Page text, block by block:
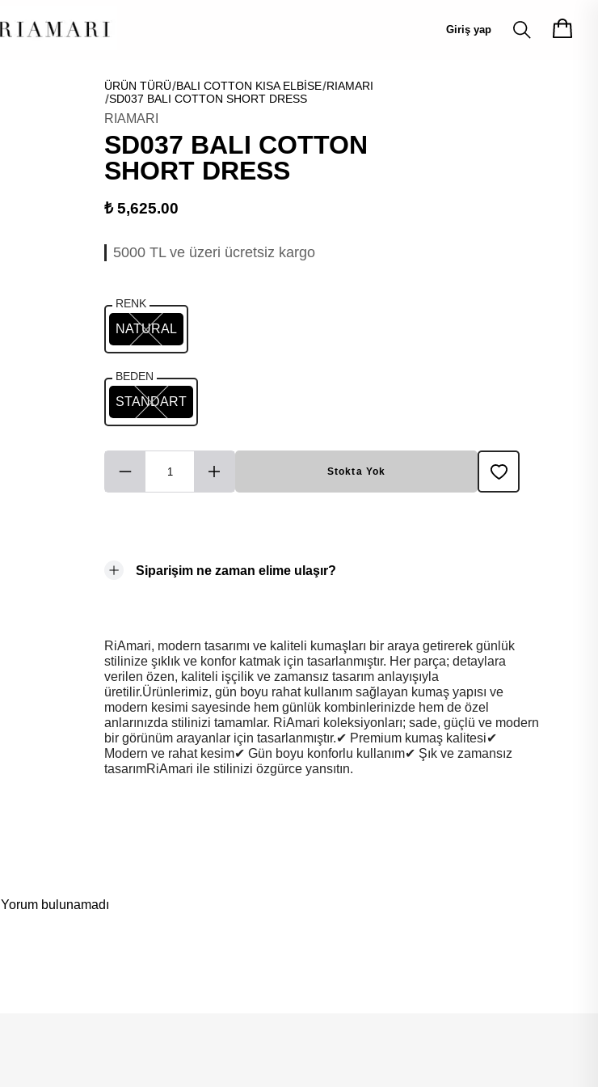
Giriş yap
ÜRÜN TÜRÜ BALI COTTON KISA ELBİSE RIAMARI
SD037 BALI COTTON SHORT DRESS
RIAMARI
SD037 BALI COTTON
SHORT DRESS
₺ 5,625.00
5000 TL ve üzeri ücretsiz kargo
RENK
NATURAL
BEDEN
STANDART
Stokta Yok
Siparişim ne zaman elime ulaşır?
RiAmari, modern tasarımı ve kaliteli kumaşları bir araya getirerek günlük
stilinize şıklık ve konfor katmak için tasarlanmıştır. Her parça; detaylara
verilen özen, kaliteli işçilik ve zamansız tasarım anlayışıyla
üretilir.Ürünlerimiz, gün boyu rahat kullanım sağlayan kumaş yapısı ve
modern kesimi sayesinde hem günlük kombinlerinizde hem de özel
anlarınızda stilinizi tamamlar. RiAmari koleksiyonları; sade, güçlü ve modern
bir görünüm arayanlar için tasarlanmıştır.✔ Premium kumaş kalitesi✔
Modern ve rahat kesim✔ Gün boyu konforlu kullanım✔ Şık ve zamansız
tasarımRiAmari ile stilinizi özgürce yansıtın.
Yorum bulunamadı